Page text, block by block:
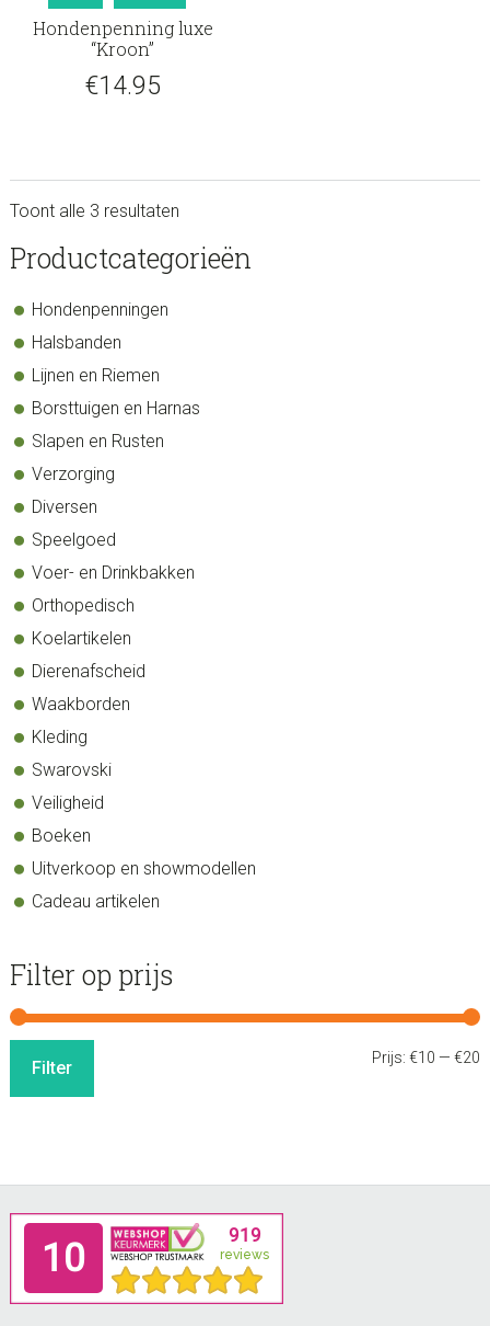
Hondenpenning luxe
“Kroon”
€14.95
Toont alle 3 resultaten
sidebar
Store
Productcategorieën
Hondenpenningen
Halsbanden
Lijnen en Riemen
Borsttuigen en Harnas
Slapen en Rusten
Verzorging
Diversen
Speelgoed
Voer- en Drinkbakken
Orthopedisch
Koelartikelen
Dierenafscheid
Waakborden
Kleding
Swarovski
Veiligheid
Boeken
Uitverkoop en showmodellen
Cadeau artikelen
Filter op prijs
Filter Prijs:€10 —€20
Footer